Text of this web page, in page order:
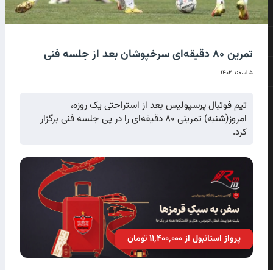
تمرین ۸۰ دقیقه‌ای سرخپوشان بعد از جلسه فنی
۵ اسفند ۱۴۰۲
تیم فوتبال پرسپولیس بعد از استراحتی یک روزه،
امروز(شنبه) تمرینی ۸۰ دقیقه‌ای را در پی جلسه فنی برگزار
کرد.
پرواز استانبول از ۱۱٬۴۰۰٬۰۰۰ تومان